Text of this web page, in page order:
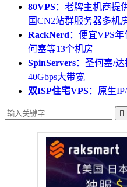
80VPS：老牌主机商提
国CN2站群服务器多机
RackNerd ：便宜VPS
何塞等13个机房
SpinServers：圣何塞/
40Gbps大带宽
双ISP住宅VPS：原生
